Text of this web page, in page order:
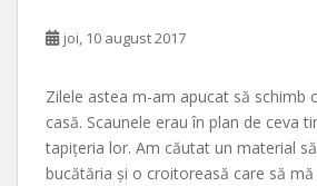
joi, 10 august 2017
Zilele astea m-am apucat să schimb
casă. Scaunele erau în plan de ceva
tapițeria lor. Am căutat un material
bucătăria și o croitoreasă care să